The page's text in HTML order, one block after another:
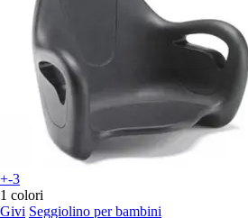
+-3
1 colori
Givi Seggiolino per bambini